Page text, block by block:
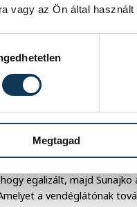
vagy az Ön által
Megtagad
akik további kilencven
Vendég oldalról ezt
(
egalizált, majd
a vendéglátónak